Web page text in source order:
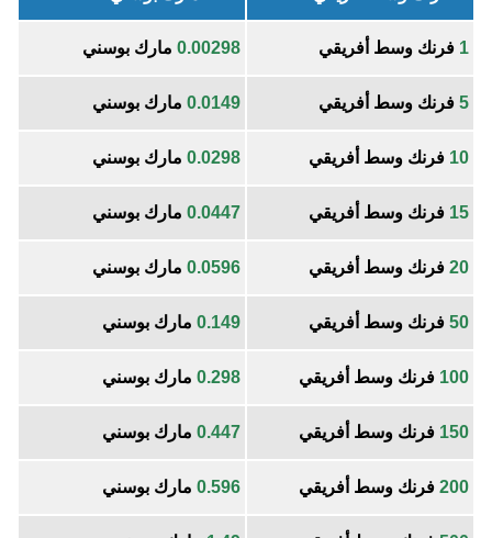
1 فرنك وسط أفريقي 0.00298 مارك بوسني
5 فرنك وسط أفريقي 0.0149 مارك بوسني
10 فرنك وسط أفريقي 0.0298 مارك بوسني
15 فرنك وسط أفريقي 0.0447 مارك بوسني
20 فرنك وسط أفريقي 0.0596 مارك بوسني
50 فرنك وسط أفريقي 0.149 مارك بوسني
100 فرنك وسط أفريقي 0.298 مارك بوسني
150 فرنك وسط أفريقي 0.447 مارك بوسني
200 فرنك وسط أفريقي 0.596 مارك بوسني